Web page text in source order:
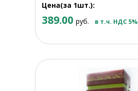
Цена(за 1шт.):
389.00 руб. в т.ч. НДС 5%